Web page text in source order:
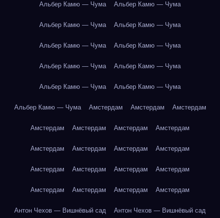
Альбер Камю — Чума Альбер Камю — Чума
Альбер Камю — Чума Альбер Камю — Чума
Альбер Камю — Чума Альбер Камю — Чума
Альбер Камю — Чума Альбер Камю — Чума
Альбер Камю — Чума Альбер Камю — Чума
Альбер Камю — Чума Амстердам Амстердам Амстердам
Амстердам Амстердам Амстердам Амстердам
Амстердам Амстердам Амстердам Амстердам
Амстердам Амстердам Амстердам Амстердам
Амстердам Амстердам Амстердам Амстердам
Антон Чехов — Вишнёвый сад Антон Чехов — Вишнёвый сад